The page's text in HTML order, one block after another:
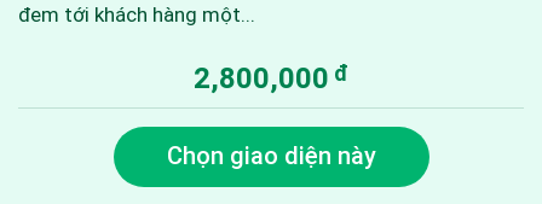
đem tới khách hàng một...
2,800,000đ
Chọn giao diện này